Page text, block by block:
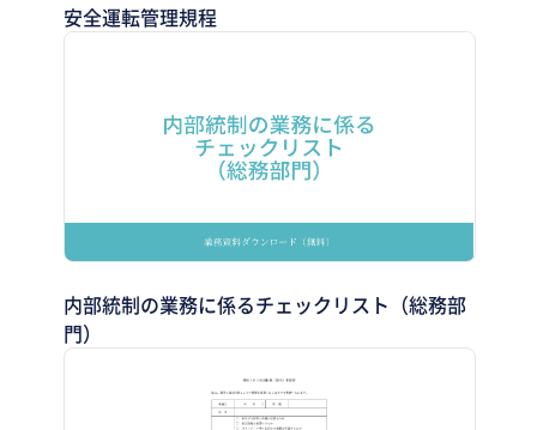
安全運転管理規程
内部統制の業務に係るチェックリスト（総務部
門）